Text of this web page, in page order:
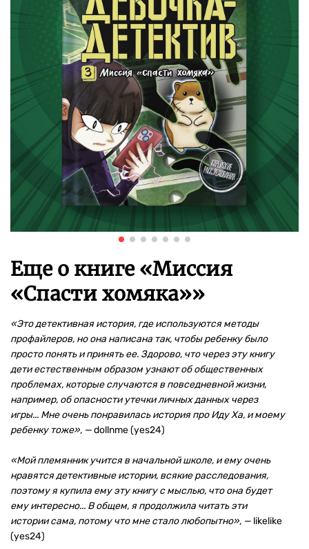
Еще о книге «Миссия
«Спасти хомяка»»
«Это детективная история, где используются методы
профайлеров, но она написана так, чтобы ребенку было
просто понять и принять ее. Здорово, что через эту книгу
дети естественным образом узнают об общественных
проблемах, которые случаются в повседневной жизни,
например, об опасности утечки личных данных через
игры... Мне очень понравилась история про Иду Ха, и моему
ребенку тоже», —dollnme (yes24)
«Мой племянник учится в начальной школе, и ему очень
нравятся детективные истории, всякие расследования,
поэтому я купила ему эту книгу с мыслью, что она будет
ему интересно... В общем, я продолжила читать эти
истории сама, потому что мне стало любопытно», — likelike
(yes24)